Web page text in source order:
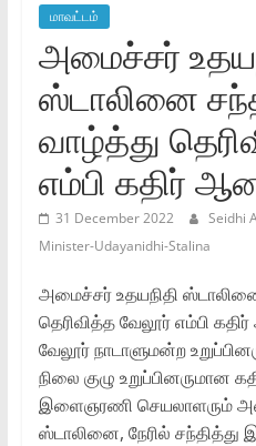
மாவட்டம்
அமைச்சர்
ஸ்டாலினை
வாழ்த்து
எம்பி கதிர்
31 December 2022 Seidhi
Minister-Udayanidhi-Stalina
அமைச்சர் உதயநிதி
தெரிவித்த வேலூர் எம்பி
வேலூர் நாடாளுமன்ற
நிலை குழு உறுப்பினருமான
இளைஞரணி செயலாளரும்
ஸ்டாலினை, நேரில்